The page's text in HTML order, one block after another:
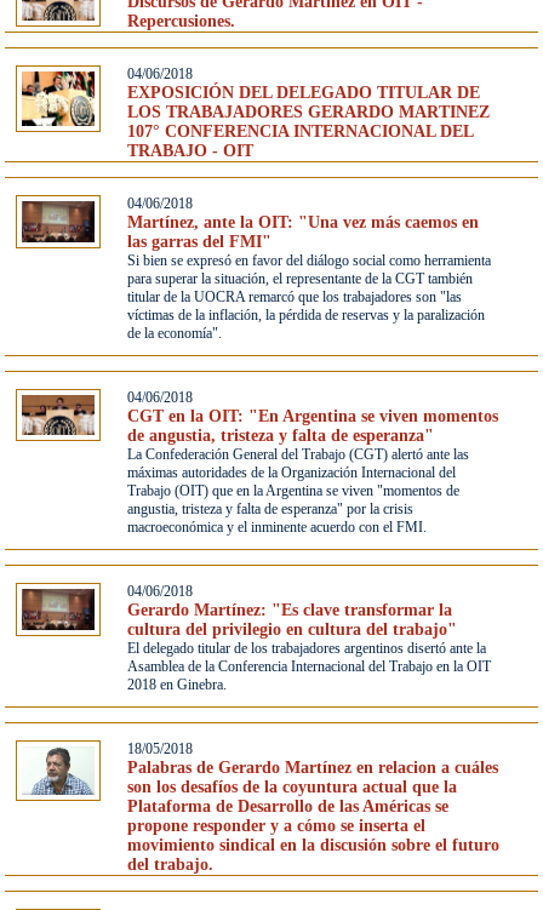
Repercusiones.
04/06/2018
EXPOSICIÓN DEL DELEGADO TITULAR DE
LOS TRABAJADORES GERARDO MARTINEZ
107° CONFERENCIA INTERNACIONAL DEL
TRABAJO - OIT
04/06/2018
Martínez, ante la OIT: "Una vez más caemos en
las garras del FMI"
Si bien se expresó en favor del diálogo social como herramienta
para superar la situación, el representante de la CGT también
titular de la UOCRA remarcó que los trabajadores son "las
víctimas de la inflación, la pérdida de reservas y la paralización
de la economía".
04/06/2018
CGT en la OIT: "En Argentina se viven momentos
de angustia, tristeza y falta de esperanza"
La Confederación General del Trabajo (CGT) alertó ante las
máximas autoridades de la Organización Internacional del
Trabajo (OIT) que en la Argentina se viven "momentos de
angustia, tristeza y falta de esperanza" por la crisis
macroeconómica y el inminente acuerdo con el FMI.
04/06/2018
Gerardo Martínez: "Es clave transformar la
cultura del privilegio en cultura del trabajo"
El delegado titular de los trabajadores argentinos disertó ante la
Asamblea de la Conferencia Internacional del Trabajo en la OIT
2018 en Ginebra.
18/05/2018
Palabras de Gerardo Martínez en relacion a cuáles
son los desafíos de la coyuntura actual que la
Plataforma de Desarrollo de las Américas se
propone responder y a cómo se inserta el
movimiento sindical en la discusión sobre el futuro
del trabajo.